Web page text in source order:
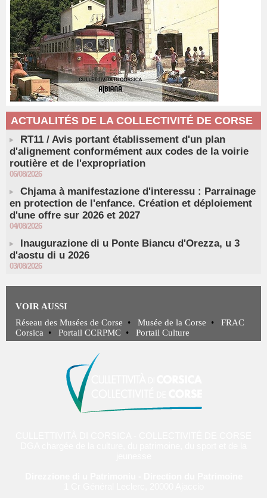
ACTUALITÉS DE LA COLLECTIVITÉ DE CORSE
RT11 / Avis portant établissement d'un plan
d'alignement conformément aux codes de la voirie
routière et de l'expropriation
06/08/2026
Chjama à manifestazione d'interessu : Parrainage
en protection de l'enfance. Création et déploiement
d'une offre sur 2026 et 2027
04/08/2026
Inaugurazione di u Ponte Biancu d'Orezza, u 3
d'aostu di u 2026
03/08/2026
VOIR AUSSI
Réseau des Musées de Corse • Musée de la Corse • FRAC
Corsica • Portail CCRPMC • Portail Culture